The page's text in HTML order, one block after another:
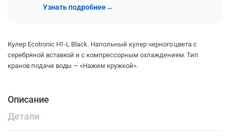
Узнать подробнее→
Кулер Ecotronic H1-L Black. Напольный кулер черного цвета с
серебряной вставкой и с компрессорным охлаждением. Тип
кранов подачи воды — «Нажим кружкой».
Описание
Детали